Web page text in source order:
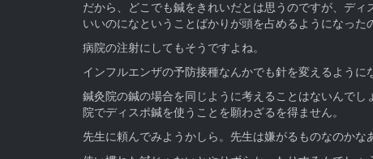
だから、どこでも鍼をきれいだとは思うのですが、ディ
いいのになということばかりが頭を占めるようになった
病院の注射にしてもそうですよね。
インフルエンザの予防接種なんかでも針を変えるように
鍼灸院の鍼の場合を同じように考えることはないんでし
院でディスポ鍼を使うことを願わざるを得ません。
先生に頼んでみようかしら。先生は嫌がるものなのかな